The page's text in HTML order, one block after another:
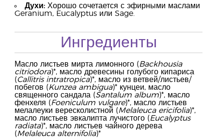
Духи: Хорошо сочетается с эфирными маслами
Geranium, Eucalyptus или Sage.
Ингредиенты
Масло листьев мирта лимонного (Backhousia
citriodora)*, масло древесины голубого кипариса
(Callitris intratropica)*, масло из ветвей/листьев/
побегов (Kunzea ambigua)* кунцеи, масло
священного сандала (Santalum album)*, масло
фенхеля (Foeniculum vulgare)*, масло листьев
мелалеуки вересколистной (Melaleuca ericifolia)*,
масло листьев эвкалипта лучистого (Eucalyptus
radiata)*, масло листьев чайного дерева
(Melaleuca alternifolia)*